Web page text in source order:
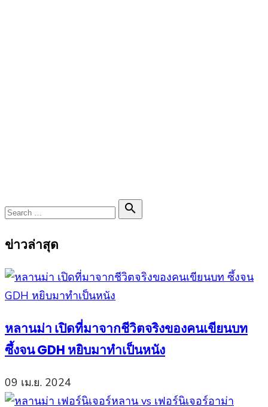
Search

Search
ข่าวล่าสุด
หลานม่า เปิดที่มาจากชีวิตจริงของคนเขียนบท
ซึ้งจน GDH หยิบมาทำเป็นหนัง
09 เม.ย. 2024